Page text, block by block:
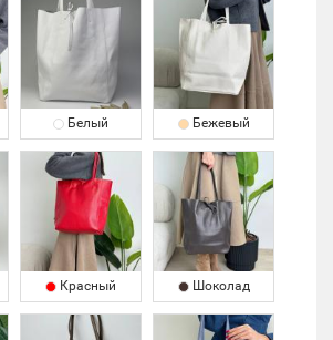
Белый Бежевый
Красный Шоколад